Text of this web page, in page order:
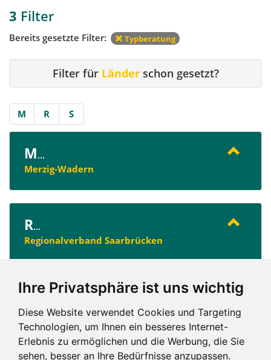
Ihre Privatsphäre ist uns wichtig
Diese Website verwendet Cookies und Targeting
Technologien, um Ihnen ein besseres Internet-
Erlebnis zu ermöglichen und die Werbung, die Sie
sehen, besser an Ihre Bedürfnisse anzupassen.
3 Filter
Bereits gesetzte Filter: Typberatung
Filter für Länderschon gesetzt?
M R S
M...
Merzig-Wadern
R...
Regionalverband Saarbrücken
S
Saarlouis